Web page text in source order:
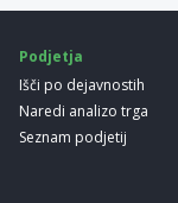
Podjetja
Išči po dejavnostih
Naredi analizo trga
Seznam podjetij